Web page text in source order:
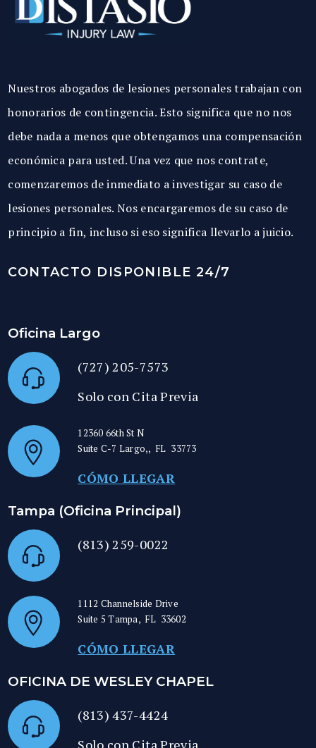
Nuestros abogados de lesiones personales trabajan con
honorarios de contingencia. Esto significa que no nos
debe nada a menos que obtengamos una compensación
económica para usted. Una vez que nos contrate,
comenzaremos de inmediato a investigar su caso de
lesiones personales. Nos encargaremos de su caso de
principio a fin, incluso si eso significa llevarlo a juicio.
CONTACTO DISPONIBLE 24/7
Oficina Largo
(727) 205-7573
Solo con Cita Previa
12360 66th St N
Suite C-7 Largo,, FL 33773
CÓMO LLEGAR
Tampa (Oficina Principal)
(813) 259-0022
1112 Channelside Drive
Suite 5Tampa, FL 33602
CÓMO LLEGAR
OFICINA DE WESLEY CHAPEL
(813) 437-4424
Solo con Cita Previa